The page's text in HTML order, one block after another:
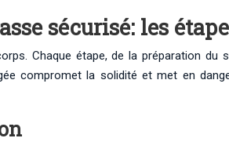
sécurisé: les
Chaque étape, de la préparation
compromet la solidité et met en